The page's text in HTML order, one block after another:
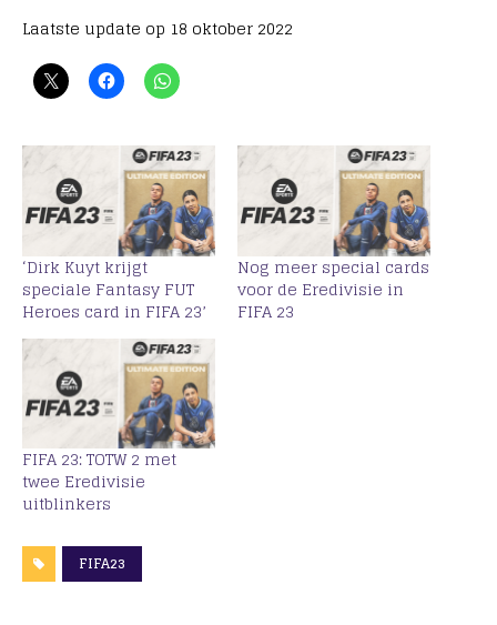
Laatste update op 18 oktober 2022
‘Dirk Kuyt krijgt
speciale Fantasy FUT
Heroes card in FIFA 23’
Nog meer special cards
voor de Eredivisie in
FIFA 23
FIFA 23: TOTW 2 met
twee Eredivisie
uitblinkers
FIFA23